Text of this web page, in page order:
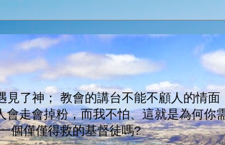
見了神； 教會的講台不能不顧人的情
會走會掉粉，而我不怕、這就是為何
個僅僅得救的基督徒嗎?